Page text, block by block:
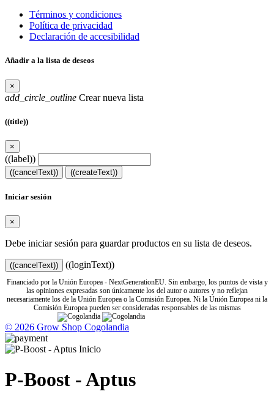
Términos y condiciones
Política de privacidad
Declaración de accesibilidad
Añadir a la lista de deseos
×
add_circle_outline Crear nueva lista
((title))
×
((label))
((cancelText)) ((createText))
Iniciar sesión
×
Debe iniciar sesión para guardar productos en su lista de deseos.
((cancelText)) ((loginText))
Financiado por la Unión Europea - NextGenerationEU. Sin embargo, los puntos de vista y
las opiniones expresadas son únicamente los del autor o autores y no reflejan
necesariamente los de la Unión Europea o la Comisión Europea. Ni la Unión Europea ni la
Comisión Europea pueden ser consideradas responsables de las mismas
© 2026 Grow Shop Cogolandia
P-Boost - Aptus